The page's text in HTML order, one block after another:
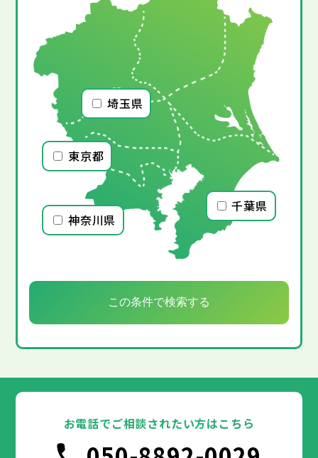
東京都
神奈川県
千葉県
埼玉県
お電話でご相談されたい方はこちら